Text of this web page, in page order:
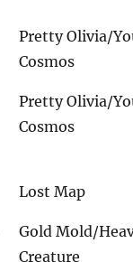
Pretty Olivia/
Cosmos
Pretty Olivia/
Cosmos
Lost Map
Gold Mold/
Creature